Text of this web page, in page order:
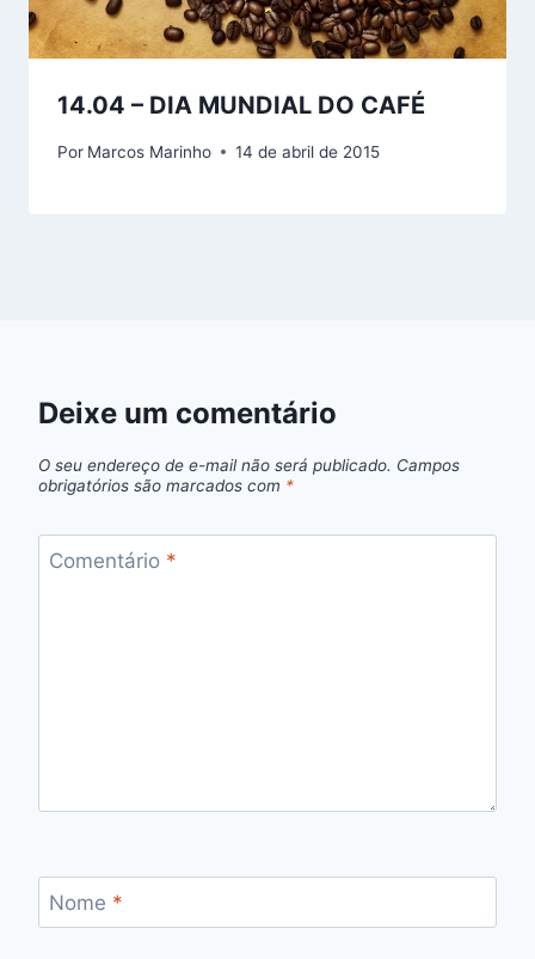
14.04 – DIA MUNDIAL DO CAFÉ
Por Marcos Marinho 14 de abril de 2015
Deixe um comentário
O seu endereço de e-mail não será publicado. Campos
obrigatórios são marcados com *
Comentário *
Nome *